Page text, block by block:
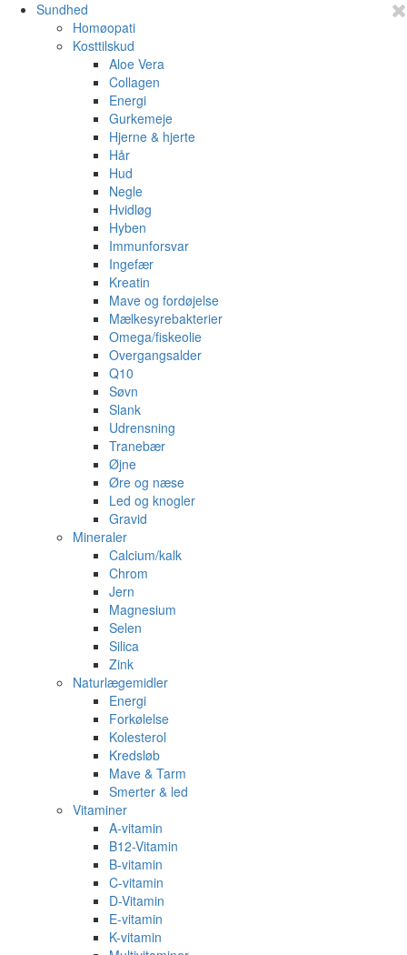
Sundhed
Homøopati
Kosttilskud
Aloe Vera
Collagen
Energi
Gurkemeje
Hjerne & hjerte
Hår
Hud
Negle
Hvidløg
Hyben
Immunforsvar
Ingefær
Kreatin
Mave og fordøjelse
Mælkesyrebakterier
Omega/fiskeolie
Overgangsalder
Q10
Søvn
Slank
Udrensning
Tranebær
Øjne
Øre og næse
Led og knogler
Gravid
Mineraler
Calcium/kalk
Chrom
Jern
Magnesium
Selen
Silica
Zink
Naturlægemidler
Energi
Forkølelse
Kolesterol
Kredsløb
Mave & Tarm
Smerter & led
Vitaminer
A-vitamin
B12-Vitamin
B-vitamin
C-vitamin
D-Vitamin
E-vitamin
K-vitamin